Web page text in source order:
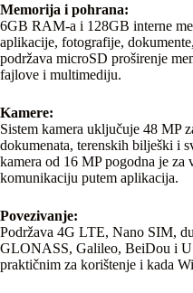
Memorija i pohrana:
6GB RAM-a i 128GB interne
aplikacije, fotografije,
podržava microSD proširenje
fajlove i multimediju.
Kamere:
Sistem kamera uključuje 48 MP
dokumenata, terenskih bilješki i
kamera od 16 MP pogodna je za
komunikaciju putem aplikacija.
Povezivanje:
Podržava 4G LTE, Nano SIM,
GLONASS, Galileo, BeiDou i
praktičnim za korištenje i kada